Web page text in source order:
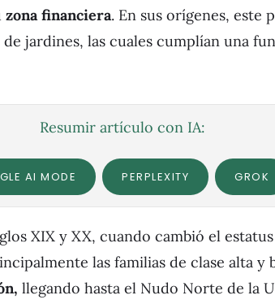
zona financiera. En sus orígenes, este
jardines, las cuales cumplían una
Resumir artículo con IA:
AI MODE PERPLEXITY GROK
XIX y XX, cuando cambió el
las familias de clase alta y
llegando hasta el Nudo Norte de la